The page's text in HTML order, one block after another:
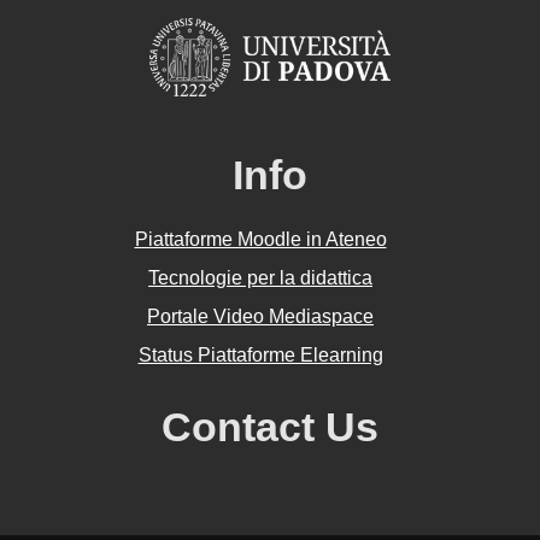
Info
Piattaforme Moodle in Ateneo
Tecnologie per la didattica
Portale Video Mediaspace
Status Piattaforme Elearning
Contact Us